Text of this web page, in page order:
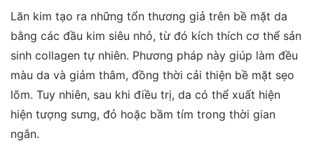
Lăn kim tạo ra những tổn thương giả trên bề mặt da
bằng các đầu kim siêu nhỏ, từ đó kích thích cơ thể sản
sinh collagen tự nhiên. Phương pháp này giúp làm đều
màu da và giảm thâm, đồng thời cải thiện bề mặt sẹo
lõm. Tuy nhiên, sau khi điều trị, da có thể xuất hiện
hiện tượng sưng, đỏ hoặc bầm tím trong thời gian
ngắn.